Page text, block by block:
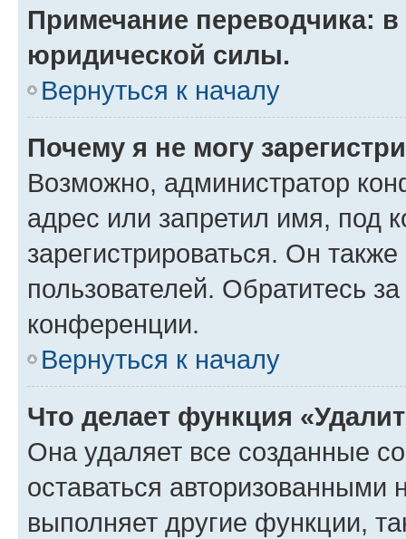
Примечание переводчика:
юридической силы.
Вернуться к началу
Почему я не могу
Возможно, администратор
адрес или запретил имя, под
зарегистрироваться. Он
пользователей. Обратитесь
конференции.
Вернуться к началу
Что делает функция
Она удаляет все созданные
оставаться авторизованными
выполняет другие функции,